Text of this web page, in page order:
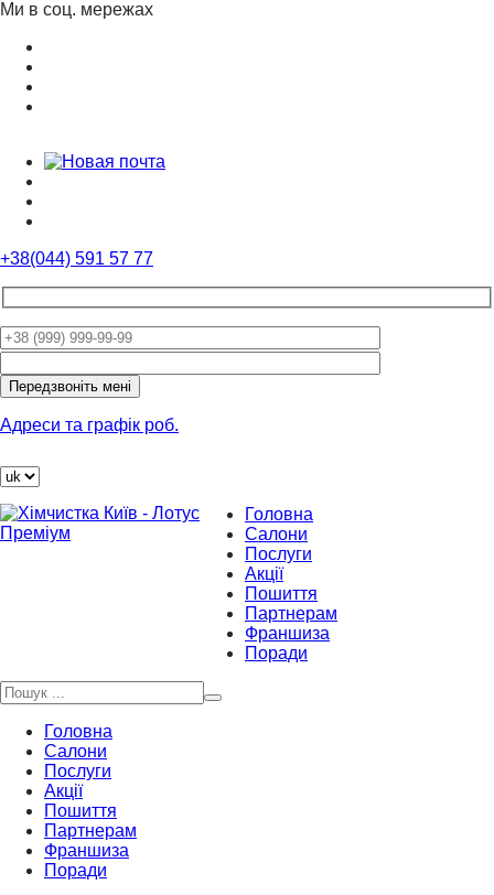
Ми в соц. мережах
+38(044) 591 57 77
leave
this
field
empty.
Адреси та графік роб.
Головна
Салони
Послуги
Акції
Пошиття
Партнерам
Франшиза
Поради
Головна
Салони
Послуги
Акції
Пошиття
Партнерам
Франшиза
Поради